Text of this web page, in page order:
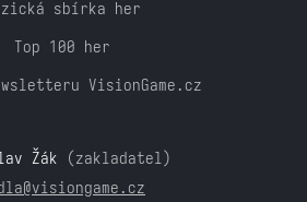
sbírka her
Top 100 her
VisionGame.cz
Žák (zakladatel)